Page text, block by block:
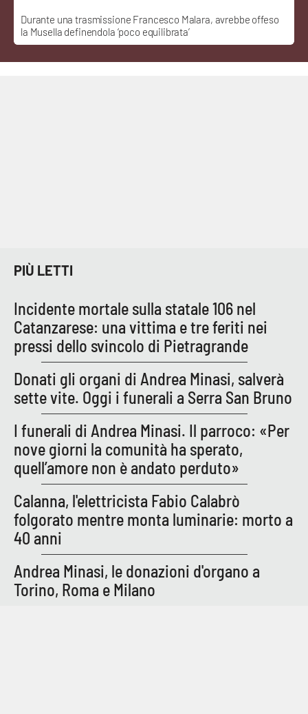
VIDEO
Società
Sport
RUBRICHE
Good Morning Vietnam
Parchi Marini Calabria
Leggendo Alvaro insieme
Imprese Di Calabria
Le perfidie di Antonella Grippo
Venti di comunicazione
Durante una trasmissione Francesco Malara, avrebbe offeso
la Musella definendola ‘poco equilibrata’
PIÙ LETTI
Incidente mortale sulla statale 106 nel
Catanzarese: una vittima e tre feriti nei
pressi dello svincolo di Pietragrande
Donati gli organi di Andrea Minasi, salverà
sette vite. Oggi i funerali a Serra San Bruno
I funerali di Andrea Minasi. Il parroco: «Per
nove giorni la comunità ha sperato,
quell’amore non è andato perduto»
Calanna, l'elettricista Fabio Calabrò
folgorato mentre monta luminarie: morto a
40 anni
Andrea Minasi, le donazioni d'organo a
Torino, Roma e Milano